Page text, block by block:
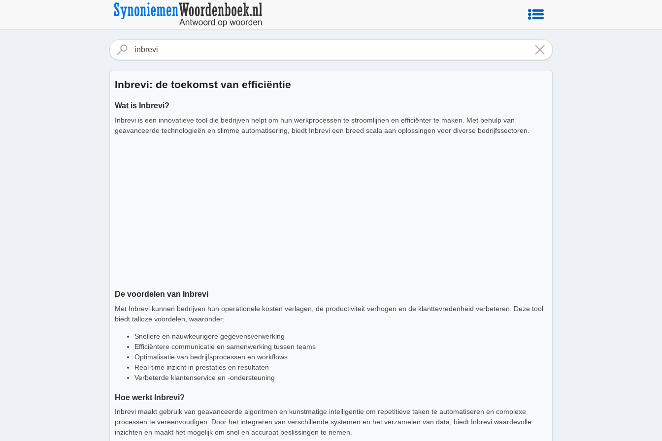
Inbrevi: de toekomst van efficiëntie
Wat is Inbrevi?
Inbrevi is een innovatieve tool die bedrijven helpt om hun werkprocessen te stroomlijnen en efficiënter te maken. Met behulp van
geavanceerde technologieën en slimme automatisering, biedt Inbrevi een breed scala aan oplossingen voor diverse bedrijfssectoren.
De voordelen van Inbrevi
Met Inbrevi kunnen bedrijven hun operationele kosten verlagen, de productiviteit verhogen en de klanttevredenheid verbeteren. Deze tool
biedt talloze voordelen, waaronder:
Snellere en nauwkeurigere gegevensverwerking
Efficiëntere communicatie en samenwerking tussen teams
Optimalisatie van bedrijfsprocessen en workflows
Real-time inzicht in prestaties en resultaten
Verbeterde klantenservice en -ondersteuning
Hoe werkt Inbrevi?
Inbrevi maakt gebruik van geavanceerde algoritmen en kunstmatige intelligentie om repetitieve taken te automatiseren en complexe
processen te vereenvoudigen. Door het integreren van verschillende systemen en het verzamelen van data, biedt Inbrevi waardevolle
inzichten en maakt het mogelijk om snel en accuraat beslissingen te nemen.